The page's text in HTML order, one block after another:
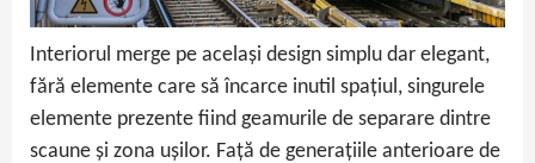
Interiorul merge pe același design simplu dar elegant,
fără elemente care să încarce inutil spațiul, singurele
elemente prezente fiind geamurile de separare dintre
scaune și zona ușilor. Față de generațiile anterioare de